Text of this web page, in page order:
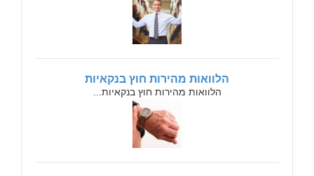
הלוואות מהירות חוץ בנקאיות
הלוואות מהירות חוץ בנקאיות...